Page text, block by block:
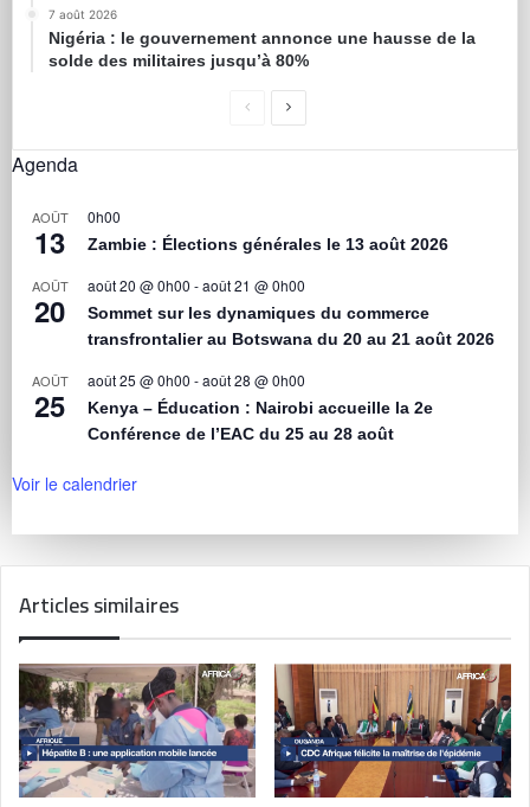
7 août 2026
Nigéria : le gouvernement annonce une hausse de la
solde des militaires jusqu’à 80%
Agenda
AOÛT
13
0h00
Zambie : Élections générales le 13 août 2026
AOÛT
20
août 20 @ 0h00 -août 21 @ 0h00
Sommet sur les dynamiques du commerce
transfrontalier au Botswana du 20 au 21 août 2026
AOÛT
25
août 25 @ 0h00 -août 28 @ 0h00
Kenya – Éducation : Nairobi accueille la 2e
Conférence de l’EAC du 25 au 28 août
Voir le calendrier
Articles similaires